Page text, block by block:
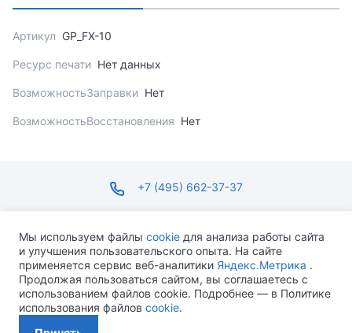
Артикул GP_FX-10
Ресурс печати Нет данных
ВозможностьЗаправки Нет
ВозможностьВосстановления Нет
+7 (495) 662-37-37
ПН-ПТ С 09:00 ДО 18:00 СБ-ВС ВЫХОДНОЙ
Мы используем файлы cookie для анализа работы сайта
и улучшения пользовательского опыта. На сайте
применяется сервис веб-аналитики Яндекс.Метрика .
Продолжая пользоваться сайтом, вы соглашаетесь с
использованием файлов cookie. Подробнее — в Политике
использования файлов cookie.